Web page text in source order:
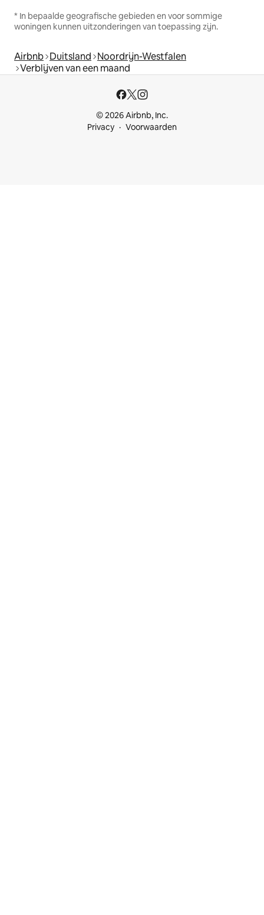
* In bepaalde geografische gebieden en voor sommige
woningen kunnen uitzonderingen van toepassing zijn.
Airbnb Duitsland Noordrijn-Westfalen
Verblijven van een maand
© 2026 Airbnb, Inc.
Privacy
Voorwaarden